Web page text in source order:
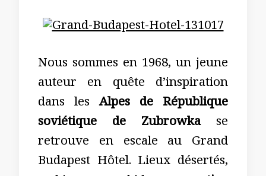
Nous sommes en 1968, un jeune
auteur en quête d’inspiration
dans lesAlpes de République
soviétique de Zubrowkase
retrouve en escale au Grand
Budapest Hôtel. Lieux désertés,